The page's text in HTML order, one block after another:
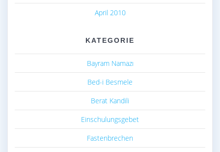
April 2010
KATEGORIE
Bayram Namazı
Bed-i Besmele
Berat Kandili
Einschulungsgebet
Fastenbrechen